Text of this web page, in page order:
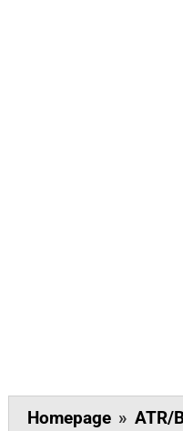
Homepage » ATR/